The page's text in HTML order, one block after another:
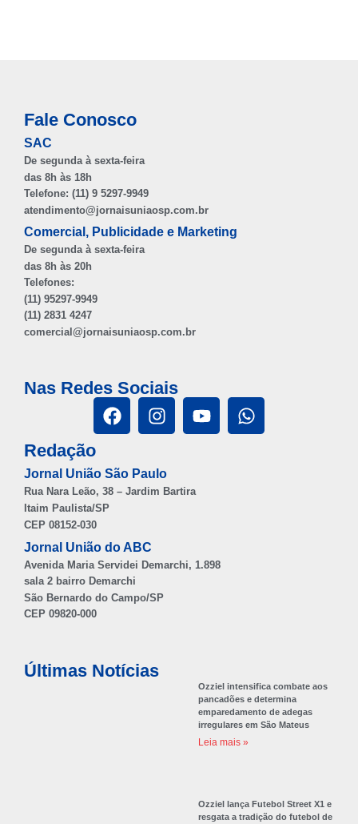
Fale Conosco
SAC
De segunda à sexta-feira
das 8h às 18h
Telefone: (11) 9 5297-9949
atendimento@jornaisuniaosp.com.br
Comercial, Publicidade e Marketing
De segunda à sexta-feira
das 8h às 20h
Telefones:
(11) 95297-9949
(11) 2831 4247
comercial@jornaisuniaosp.com.br
Nas Redes Sociais
Redação
Jornal União São Paulo
Rua Nara Leão, 38 – Jardim Bartira
Itaim Paulista/SP
CEP 08152-030
Jornal União do ABC
Avenida Maria Servidei Demarchi, 1.898
sala 2 bairro Demarchi
São Bernardo do Campo/SP
CEP 09820-000
Últimas Notícias
Ozziel intensifica combate aos
pancadões e determina
emparedamento de adegas
irregulares em São Mateus
Leia mais »
Ozziel lança Futebol Street X1 e
resgata a tradição do futebol de